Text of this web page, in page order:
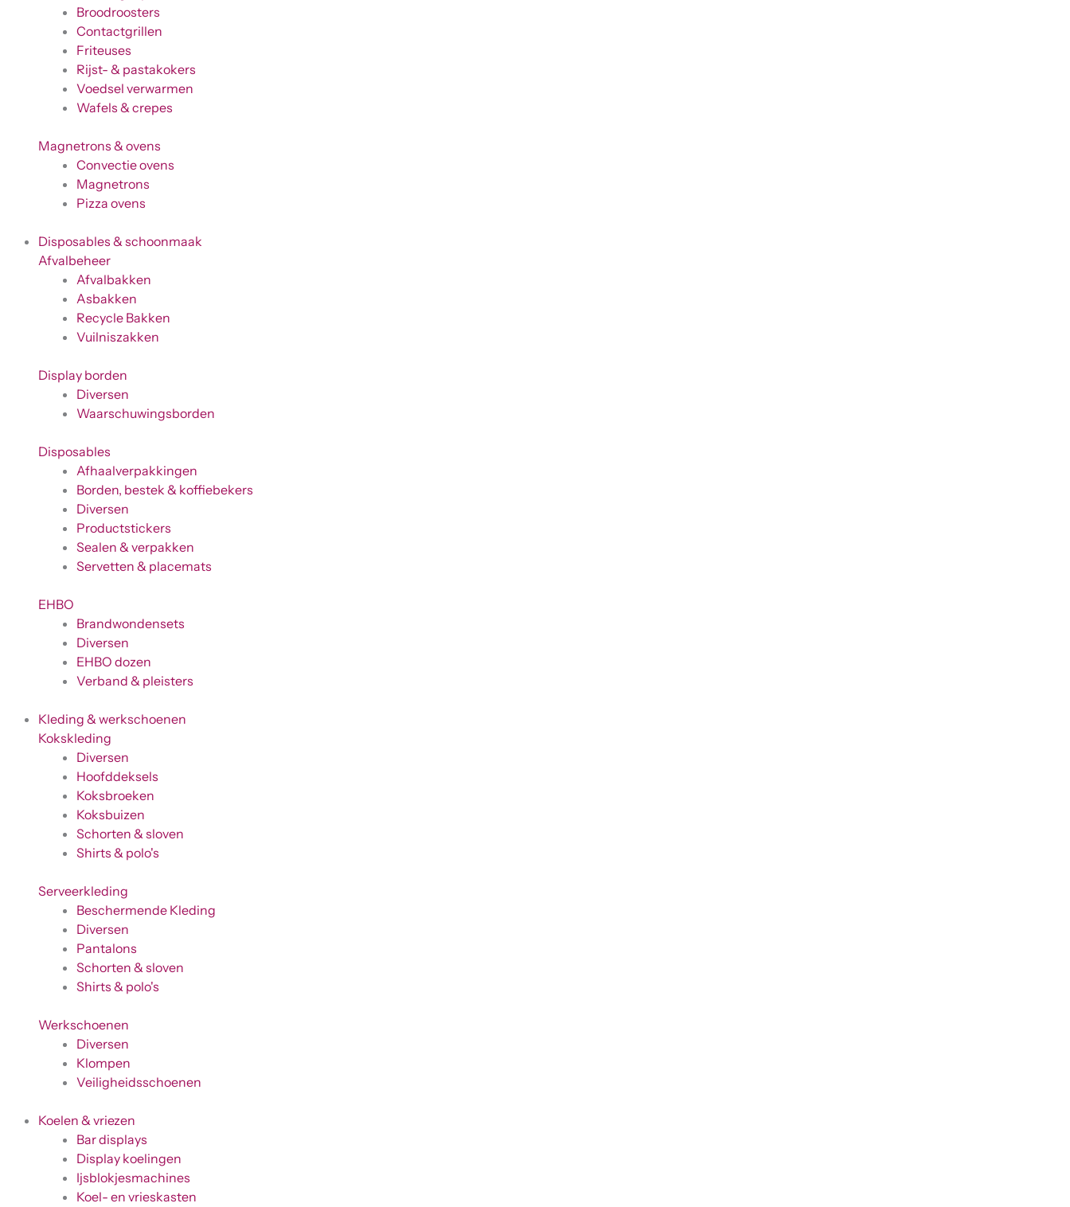
Broodroosters
Contactgrillen
Friteuses
Rijst- & pastakokers
Voedsel verwarmen
Wafels & crepes
Magnetrons & ovens
Convectie ovens
Magnetrons
Pizza ovens
Disposables & schoonmaak
Afvalbeheer
Afvalbakken
Asbakken
Recycle Bakken
Vuilniszakken
Display borden
Diversen
Waarschuwingsborden
Disposables
Afhaalverpakkingen
Borden, bestek & koffiebekers
Diversen
Productstickers
Sealen & verpakken
Servetten & placemats
EHBO
Brandwondensets
Diversen
EHBO dozen
Verband & pleisters
Kleding & werkschoenen
Kokskleding
Diversen
Hoofddeksels
Koksbroeken
Koksbuizen
Schorten & sloven
Shirts & polo's
Serveerkleding
Beschermende Kleding
Diversen
Pantalons
Schorten & sloven
Shirts & polo's
Werkschoenen
Diversen
Klompen
Veiligheidsschoenen
Koelen & vriezen
Bar displays
Display koelingen
Ijsblokjesmachines
Koel- en vrieskasten